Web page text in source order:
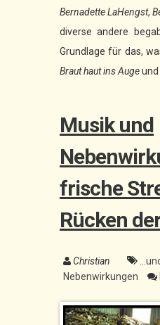
Bernadette LaHengst,
diverse andere
Grundlage für das,
Braut haut ins Augeund
Musik und
frische
Rücken
Christian
Nebenwirkungen